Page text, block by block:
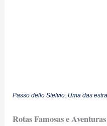
Passo dello Stelvio: Uma das
Rotas Famosas e